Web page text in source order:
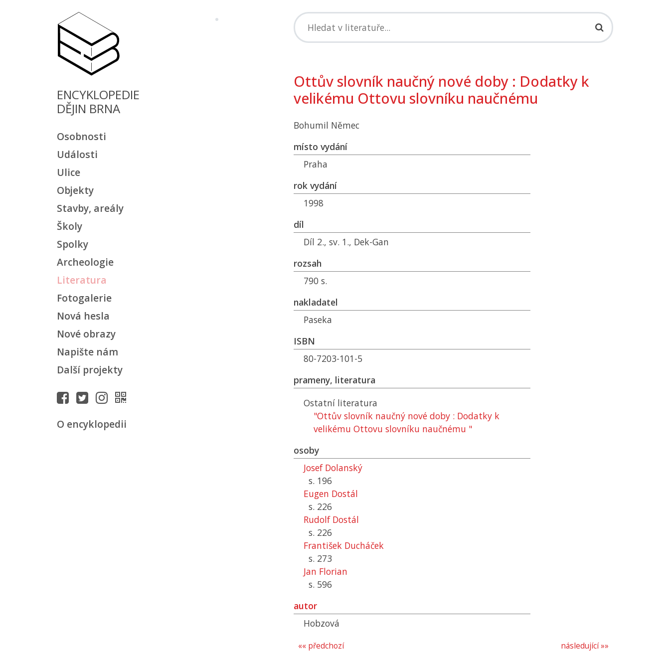
ENCYKLOPEDIE
DĚJIN BRNA
Osobnosti
Události
Ulice
Objekty
Stavby, areály
Školy
Spolky
Archeologie
Literatura
Fotogalerie
Nová hesla
Nové obrazy
Napište nám
Další projekty
O encyklopedii
Ottův slovník naučný nové doby : Dodatky k
velikému Ottovu slovníku naučnému
Bohumil Němec
místo vydání
Praha
rok vydání
1998
díl
Díl 2., sv. 1., Dek-Gan
rozsah
790 s.
nakladatel
Paseka
ISBN
80-7203-101-5
prameny, literatura
Ostatní literatura
"Ottův slovník naučný nové doby : Dodatky k
velikému Ottovu slovníku naučnému "
osoby
Josef Dolanský
s. 196
Eugen Dostál
s. 226
Rudolf Dostál
s. 226
František Ducháček
s. 273
Jan Florian
s. 596
autor
Hobzová
následující »»
«« předchozí